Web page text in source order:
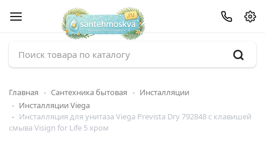
Главная Сантехника бытовая
Инсталляции
Инсталляции Viega
Инсталляция для унитаза Viega Prevista Dry 792848 с клавишей
смыва Visign for Life 5 хром